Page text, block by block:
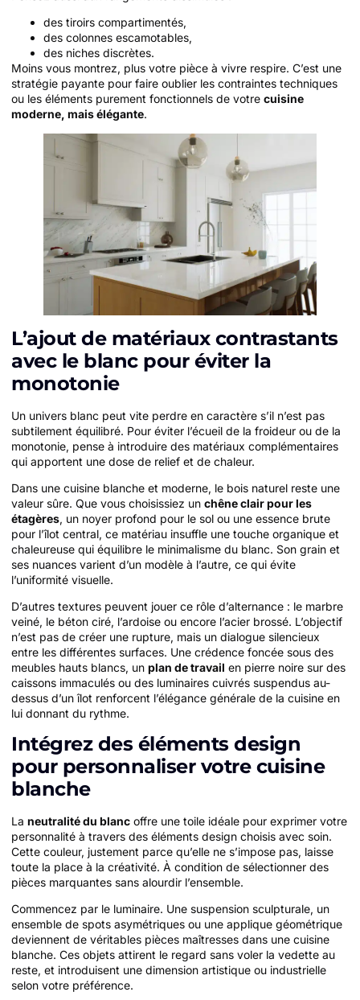
des tiroirs compartimentés,
des colonnes escamotables,
des niches discrètes.
Moins vous montrez, plus votre pièce à vivre respire. C’est une
stratégie payante pour faire oublier les contraintes techniques
ou les éléments purement fonctionnels de votre cuisine
moderne, mais élégante.
L’ajout de matériaux contrastants
avec le blanc pour éviter la
monotonie
Un univers blanc peut vite perdre en caractère s’il n’est pas
subtilement équilibré. Pour éviter l’écueil de la froideur ou de la
monotonie, pense à introduire des matériaux complémentaires
qui apportent une dose de relief et de chaleur.
Dans une cuisine blanche et moderne, le bois naturel reste une
valeur sûre. Que vous choisissiez un chêne clair pour les
étagères, un noyer profond pour le sol ou une essence brute
pour l’îlot central, ce matériau insuffle une touche organique et
chaleureuse qui équilibre le minimalisme du blanc. Son grain et
ses nuances varient d’un modèle à l’autre, ce qui évite
l’uniformité visuelle.
D’autres textures peuvent jouer ce rôle d’alternance : le marbre
veiné, le béton ciré, l’ardoise ou encore l’acier brossé. L’objectif
n’est pas de créer une rupture, mais un dialogue silencieux
entre les différentes surfaces. Une crédence foncée sous des
meubles hauts blancs, un plan de travail en pierre noire sur des
caissons immaculés ou des luminaires cuivrés suspendus au-
dessus d’un îlot renforcent l’élégance générale de la cuisine en
lui donnant du rythme.
Intégrez des éléments design
pour personnaliser votre cuisine
blanche
La neutralité du blanc offre une toile idéale pour exprimer votre
personnalité à travers des éléments design choisis avec soin.
Cette couleur, justement parce qu’elle ne s’impose pas, laisse
toute la place à la créativité. À condition de sélectionner des
pièces marquantes sans alourdir l’ensemble.
Commencez par le luminaire. Une suspension sculpturale, un
ensemble de spots asymétriques ou une applique géométrique
deviennent de véritables pièces maîtresses dans une cuisine
blanche. Ces objets attirent le regard sans voler la vedette au
reste, et introduisent une dimension artistique ou industrielle
selon votre préférence.